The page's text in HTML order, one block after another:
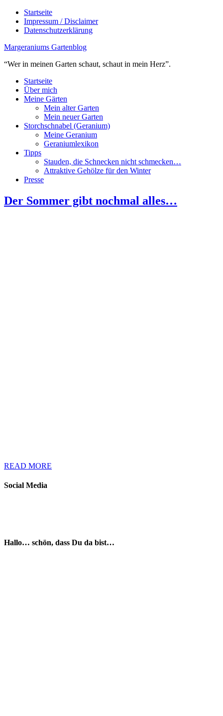
Startseite
Impressum / Disclaimer
Datenschutzerklärung
Margeraniums Gartenblog
“Wer in meinen Garten schaut, schaut in mein Herz”.
Startseite
Über mich
Meine Gärten
Mein alter Garten
Mein neuer Garten
Storchschnabel (Geranium)
Meine Geranium
Geraniumlexikon
Tipps
Stauden, die Schnecken nicht schmecken…
Attraktive Gehölze für den Winter
Presse
Der Sommer gibt nochmal alles…
READ MORE
Social Media
Hallo… schön, dass Du da bist…